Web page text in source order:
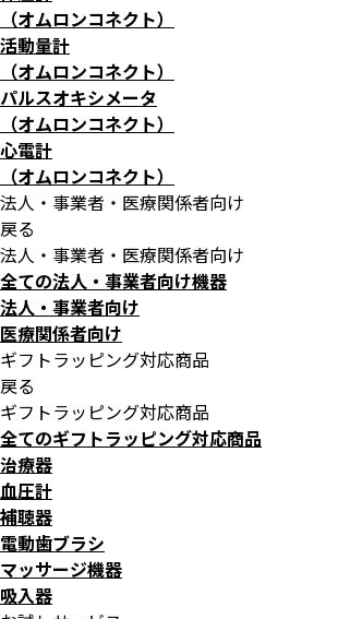
（オムロンコネクト）
活動量計
（オムロンコネクト）
パルスオキシメータ
（オムロンコネクト）
心電計
（オムロンコネクト）
法人・事業者・医療関係者向け
戻る
法人・事業者・医療関係者向け
全ての法人・事業者向け機器
法人・事業者向け
医療関係者向け
ギフトラッピング対応商品
戻る
ギフトラッピング対応商品
全てのギフトラッピング対応商品
治療器
血圧計
補聴器
電動歯ブラシ
マッサージ機器
吸入器